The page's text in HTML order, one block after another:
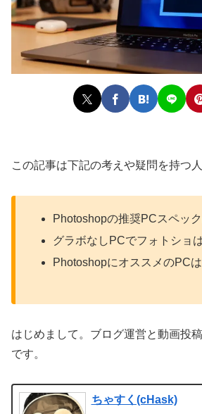
この記事は下記の考えや疑問を持つ
Photoshopの推奨PCスペック
グラボなしPCでフォトショ
PhotoshopにオススメのPCは
はじめまして。ブログ運営と動画投
です。
ちゃすく(cHask)